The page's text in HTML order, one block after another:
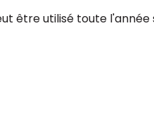
être utilisé toute l'année